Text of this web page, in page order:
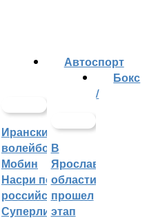
Иранский
волейболист
Мобин
Насри покинет
российскую
Суперлигу
Автоспорт
В
Ярославской
области
прошел
этап
Бокс
/